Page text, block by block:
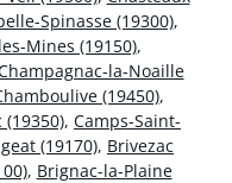
Spinasse (19300),
Mines (19150),
la-Noaille
(19450),
, Camps-Saint-
(19170), Brivezac
, Brignac-la-Plaine